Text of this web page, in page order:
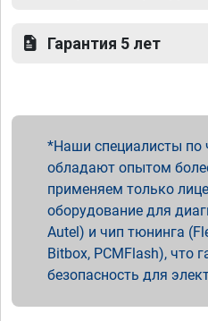
Гарантия 5 лет
Наши специалисты по
обладают опытом
применяем только
оборудование для
Autel) и чип тюнинга
Bitbox, PCMFlash), что
безопасность для